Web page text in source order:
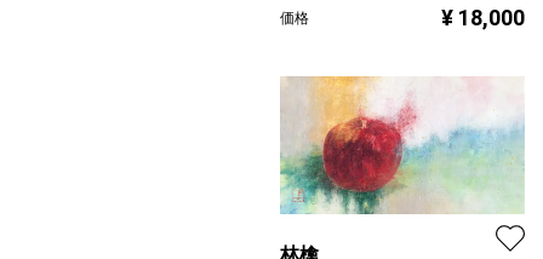
プラン
レギュラー
¥ 18,000